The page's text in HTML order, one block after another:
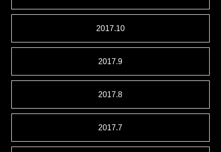
2017.10
2017.9
2017.8
2017.7